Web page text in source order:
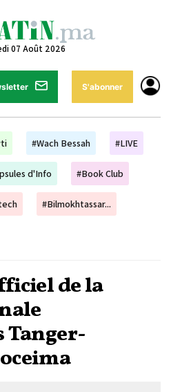
07 Août 2026
S'abonner
#Wach Bessah #LIVE
d'Info #Book Club
#Bilmokhtassar...
de la
Tanger-